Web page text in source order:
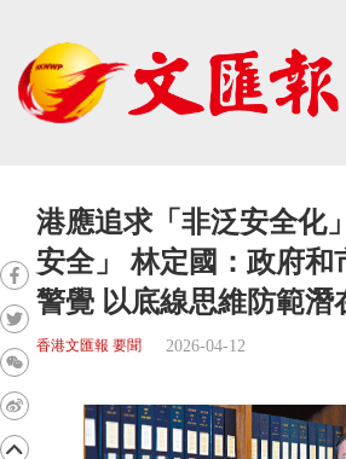
港應追求「非泛安全化
安全」 林定國：政府和
警覺 以底線思維防範潛
香港文匯報 要聞 2026-04-12